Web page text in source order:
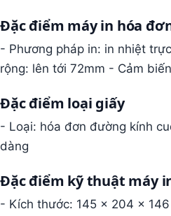
Đặc điểm máy in hóa
- Phương pháp in: in nhiệt
rộng: lên tới 72mm - Cảm
Đặc điểm loại giấy
- Loại: hóa đơn đường kính
dàng
Đặc điểm kỹ thuật máy
- Kích thước: 145 x 204 x